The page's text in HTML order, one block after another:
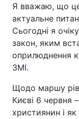
Я вважаю, що
актуальне
Сьогодні я
закон, яким
оприлюднення
ЗМІ.
Щодо маршу
Києві 6 червня
християнин і